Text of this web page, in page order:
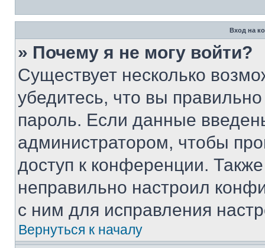
Вход на
» Почему я не могу войти?
Существует несколько
убедитесь, что вы
пароль. Если данные
администратором, чтобы
доступ к конференции.
неправильно настроил
с ним для исправления
Вернуться к началу